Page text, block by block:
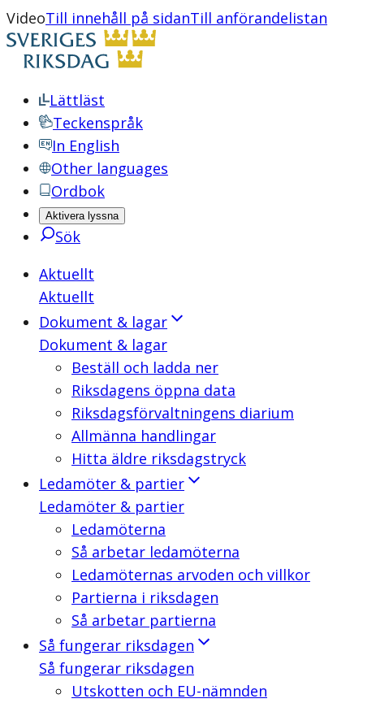
VideoTill innehåll på sidanTill anförandelistan
Lättläst
Teckenspråk
In English
Other languages
Ordbok
Aktivera lyssna
Sök
Aktuellt
Aktuellt
Dokument & lagar
Dokument & lagar
Beställ och ladda ner
Riksdagens öppna data
Riksdagsförvaltningens diarium
Allmänna handlingar
Hitta äldre riksdagstryck
Ledamöter & partier
Ledamöter & partier
Ledamöterna
Så arbetar ledamöterna
Ledamöternas arvoden och villkor
Partierna i riksdagen
Så arbetar partierna
Så fungerar riksdagen
Så fungerar riksdagen
Utskotten och EU-nämnden